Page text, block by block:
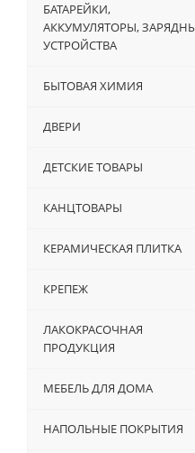
БАТАРЕЙКИ,
АККУМУЛЯТОРЫ,
УСТРОЙСТВА
БЫТОВАЯ ХИМИЯ
ДВЕРИ
ДЕТСКИЕ ТОВАРЫ
КАНЦТОВАРЫ
КЕРАМИЧЕСКАЯ ПЛИТКА
КРЕПЕЖ
ЛАКОКРАСОЧНАЯ
ПРОДУКЦИЯ
МЕБЕЛЬ ДЛЯ ДОМА
НАПОЛЬНЫЕ ПОКРЫТИЯ